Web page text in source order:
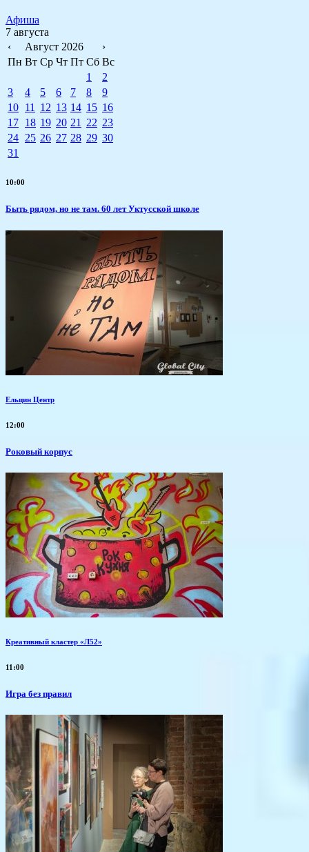
Афиша
7 августа
‹
Август 2026
›
Пн Вт Ср Чт Пт Сб Вс
1
2
3
4 5 6 7 8
9
10 11 12 13 14 15 16
17 18 19 20 21 22 23
24 25 26 27 28 29 30
31
10:00
Быть рядом, но не там. 60 лет Уктусской школе
Ельцин Центр
12:00
Роковый корпус
Креативный кластер «Л52»
11:00
​Игра без правил